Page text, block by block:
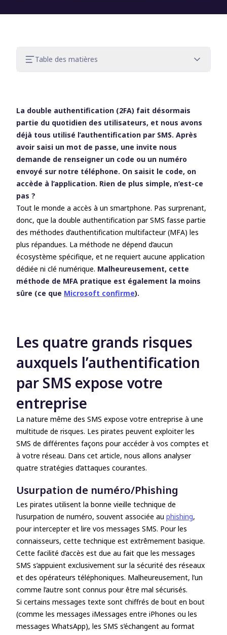
Table des matières
entreprise
Quelles méthodes plus sûres pour la 2FA
Arrêtez d’utiliser la 2FA par SMS pour
protéger vos données
La double authentification (2FA) fait désormais
partie du quotidien des utilisateurs, et nous avons
déjà tous utilisé l’authentification par SMS. Après
avoir saisi un mot de passe, une invite nous
demande de renseigner un code ou un numéro
envoyé sur notre téléphone. On saisit le code, on
accède à l’application. Rien de plus simple, n’est-ce
pas ?
Tout le monde a accès à un smartphone. Pas surprenant,
donc, que la double authentification par SMS fasse partie
des méthodes d’authentification multifacteur (MFA) les
plus répandues. La méthode ne dépend d’aucun
écosystème spécifique, et ne requiert aucune application
dédiée ni clé numérique. Malheureusement, cette
méthode de MFA pratique est également la moins
sûre (ce que Microsoft confirme).
Les quatre grands risques
auxquels l’authentification
par SMS expose votre
entreprise
La nature même des SMS expose votre entreprise à une
multitude de risques. Les pirates peuvent exploiter les
SMS de différentes façons pour accéder à vos comptes et
à votre réseau. Dans cet article, nous allons analyser
quatre stratégies d’attaques courantes.
Usurpation de numéro/Phishing
Les pirates utilisent la bonne vieille technique de
l’usurpation de numéro, souvent associée au phishing,
pour intercepter et lire vos messages SMS. Pour les
connaisseurs, cette technique est extrêmement basique.
Cette facilité d’accès est due au fait que les messages
SMS s’appuient exclusivement sur la sécurité des réseaux
et des opérateurs téléphoniques. Malheureusement, l’un
comme l’autre sont connus pour être mal sécurisés.
Si certains messages texte sont chiffrés de bout en bout
(comme les messages iMessages entre iPhones ou les
messages WhatsApp), les SMS s’échangent au format